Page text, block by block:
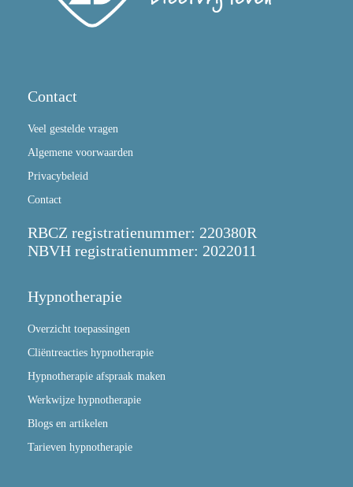
Contact
Veel gestelde vragen
Algemene voorwaarden
Privacybeleid
Contact
RBCZ registratienummer: 220380R
NBVH registratienummer: 2022011
Hypnotherapie
Overzicht toepassingen
Cliëntreacties hypnotherapie
Hypnotherapie afspraak maken
Werkwijze hypnotherapie
Blogs en artikelen
Tarieven hypnotherapie